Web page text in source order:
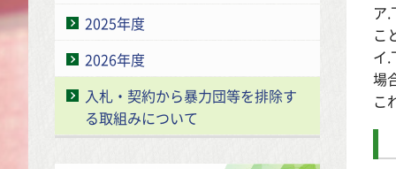
2025年度
2026年度
入札・契約から暴力団等を排除す
る取組みについて
ア
こ
イ.
場
こ